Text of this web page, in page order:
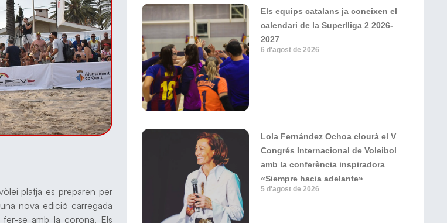
platja es preparen per
nova edició carregada
se amb la corona. Els
Els equips catalans ja coneixen el
calendari de la Superlliga 2 2026-
2027
6 d'agost de 2026
Lola Fernández Ochoa clourà el V
Congrés Internacional de Voleibol
amb la conferència inspiradora
«Siempre hacia adelante»
5 d'agost de 2026